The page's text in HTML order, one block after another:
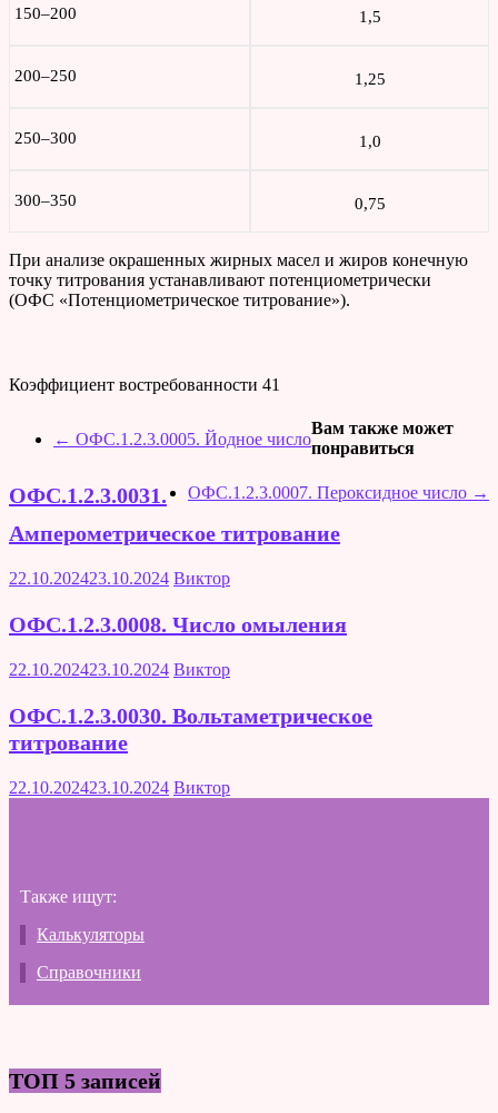
150–200 1,5
200–250 1,25
250–300 1,0
300–350 0,75
При анализе окрашенных жирных масел и жиров конечную
точку титрования устанавливают потенциометрически
(ОФС «Потенциометрическое титрование»).
Коэффициент востребованности 41
← ОФС.1.2.3.0005. Йодное число
ОФС.1.2.3.0007. Пероксидное число →
Вам также может
понравиться
ОФС.1.2.3.0031.
Амперометрическое титрование
22.10.202423.10.2024 Виктор
ОФС.1.2.3.0008. Число омыления
22.10.202423.10.2024 Виктор
ОФС.1.2.3.0030. Вольтаметрическое
титрование
22.10.202423.10.2024 Виктор
Также ищут:
Калькуляторы
Справочники
ТОП 5 записей